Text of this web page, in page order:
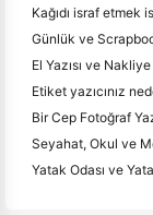
Kağıdı israf etmek
Etiket yazıcınız